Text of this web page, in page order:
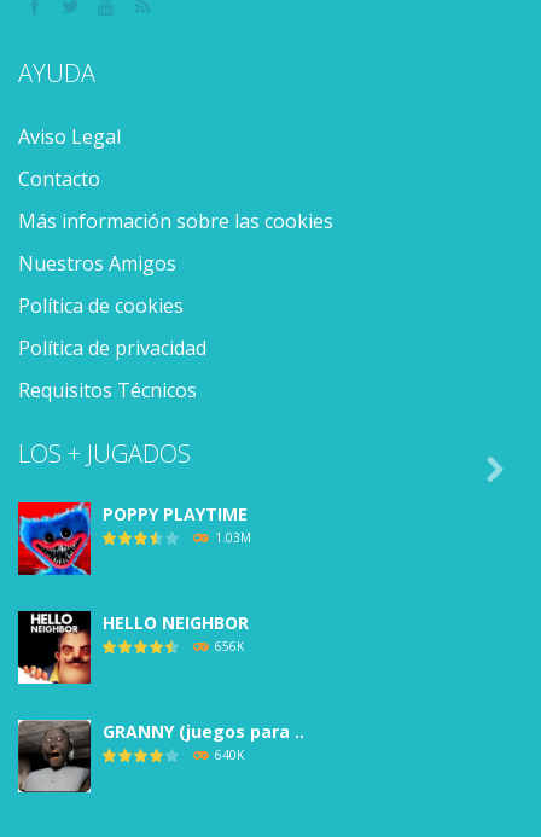
AYUDA
Aviso Legal
Contacto
Más información sobre las cookies
Nuestros Amigos
Política de cookies
Política de privacidad
Requisitos Técnicos
LOS + JUGADOS
POPPY PLAYTIME
1.03M
HELLO NEIGHBOR
656K
GRANNY (juegos para ..
640K
